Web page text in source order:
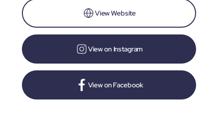
View Website
View on Instagram
View on Facebook